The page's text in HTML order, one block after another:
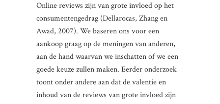
Online reviews zijn van grote invloed op het
consumentengedrag (Dellarocas, Zhang en
Awad, 2007). We baseren ons voor een
aankoop graag op de meningen van anderen,
aan de hand waarvan we inschatten of we een
goede keuze zullen maken. Eerder onderzoek
toont onder andere aan dat de valentie en
inhoud van de reviews van grote invloed zijn